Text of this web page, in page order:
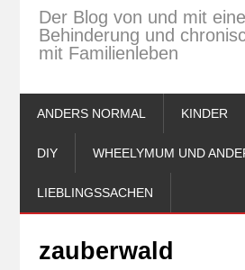
Der Blog von und mit
Behinderung und
mit Familienleben
ANDERS NORMAL KINDER
DIY WHEELYMUM UND
LIEBLINGSSACHEN
zauberwald